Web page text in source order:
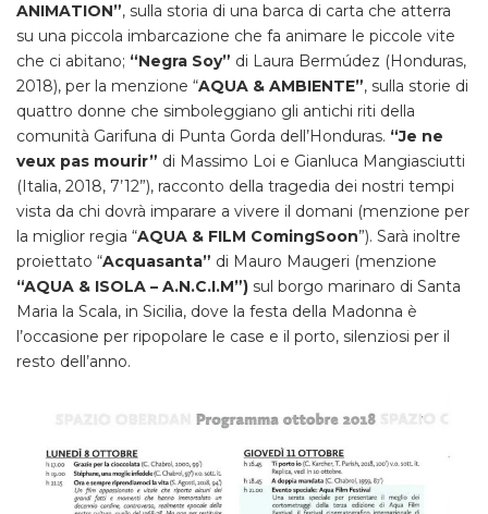
ANIMATION”, sulla storia di una barca di carta che atterra
su una piccola imbarcazione che fa animare le piccole vite
che ci abitano; “Negra Soy” di Laura Bermúdez (Honduras,
2018), per la menzione “AQUA & AMBIENTE”, sulla storie di
quattro donne che simboleggiano gli antichi riti della
comunità Garifuna di Punta Gorda dell’Honduras. “Je ne
veux pas mourir” di Massimo Loi e Gianluca Mangiasciutti
(Italia, 2018, 7’12”), racconto della tragedia dei nostri tempi
vista da chi dovrà imparare a vivere il domani (menzione per
la miglior regia “AQUA & FILM ComingSoon”). Sarà inoltre
proiettato “Acquasanta” di Mauro Maugeri (menzione
“AQUA & ISOLA – A.N.C.I.M”) sul borgo marinaro di Santa
Maria la Scala, in Sicilia, dove la festa della Madonna è
l’occasione per ripopolare le case e il porto, silenziosi per il
resto dell’anno.